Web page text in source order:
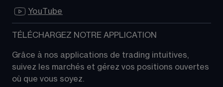
YouTube
TÉLÉCHARGEZ NOTRE APPLICATION
Grâce à nos applications de trading intuitives,
suivez les marchés et gérez vos positions ouvertes
où que vous soyez.